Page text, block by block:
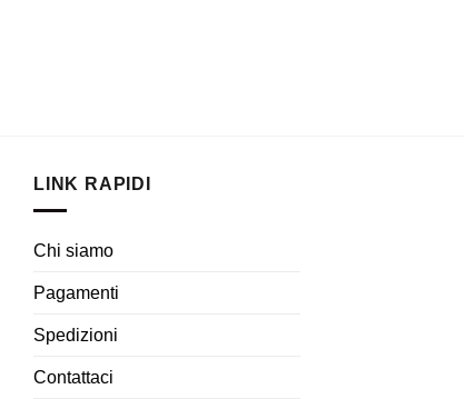
LINK RAPIDI
Chi siamo
Pagamenti
Spedizioni
Contattaci